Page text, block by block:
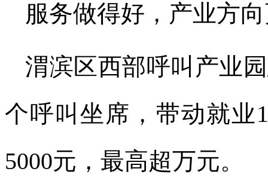
服务做得好，产业方
渭滨区西部呼叫产业
个呼叫坐席，带动就业
5000元，最高超万元。